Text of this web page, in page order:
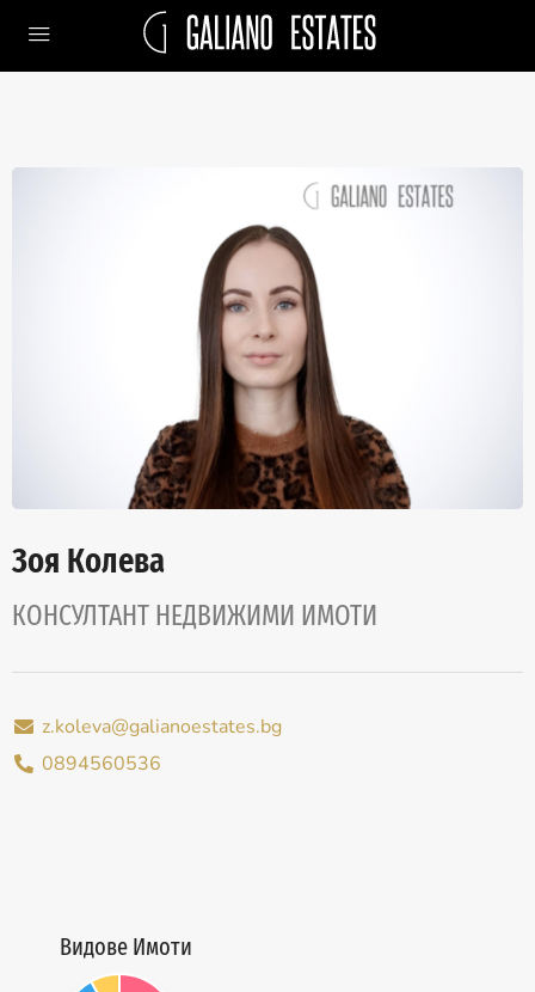
Зоя Колева
КОНСУЛТАНТ НЕДВИЖИМИ ИМОТИ
z.koleva@galianoestates.bg
0894560536
Видове Имоти